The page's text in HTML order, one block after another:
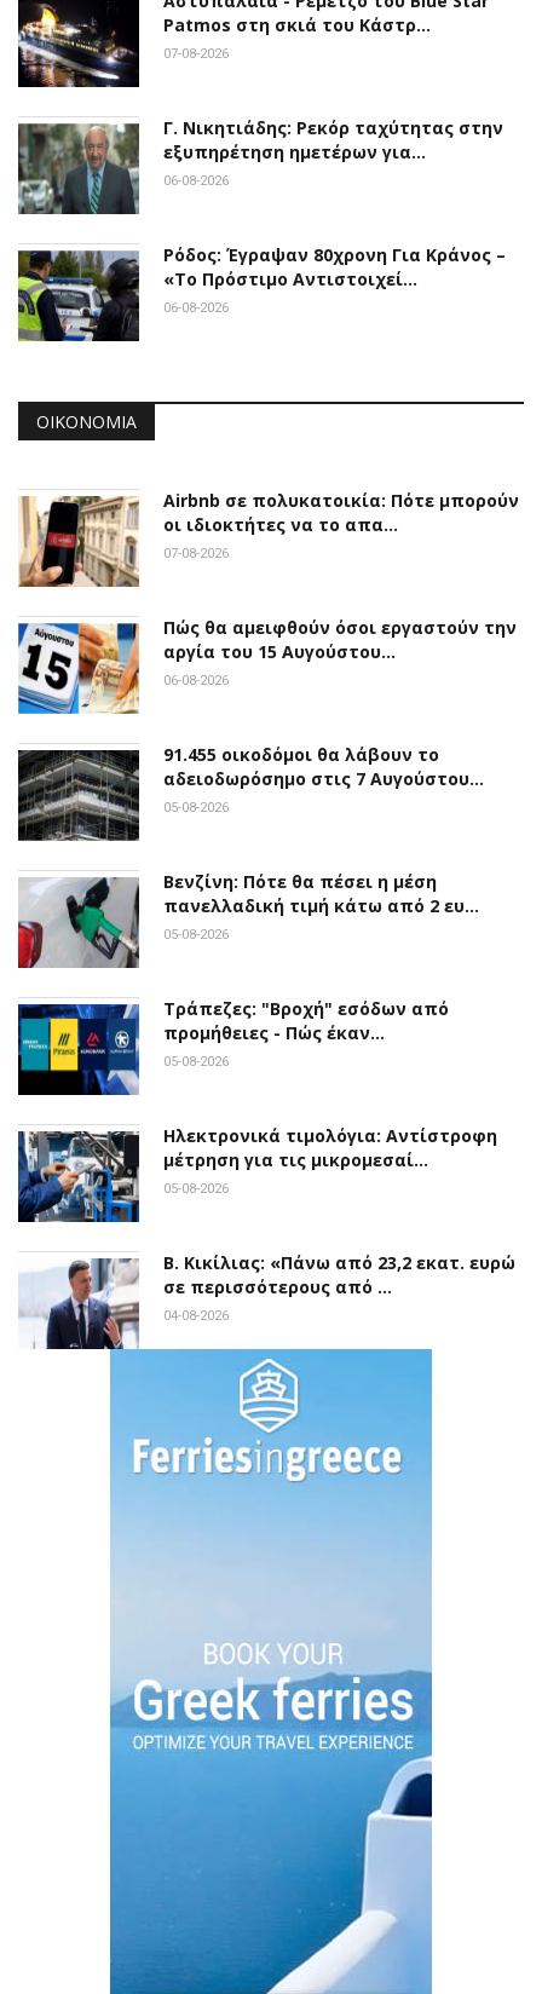
Patmos στη σκιά του Κάστρ…
07-08-2026
Γ. Νικητιάδης: Ρεκόρ ταχύτητας στην
εξυπηρέτηση ημετέρων για…
06-08-2026
Ρόδος: Έγραψαν 80χρονη Για Κράνος –
«Το Πρόστιμο Αντιστοιχεί…
06-08-2026
ΟΙΚΟΝΟΜΊΑ
Airbnb σε πολυκατοικία: Πότε μπορούν
οι ιδιοκτήτες να το απα…
07-08-2026
Πώς θα αμειφθούν όσοι εργαστούν την
αργία του 15 Αυγούστου…
06-08-2026
91.455 οικοδόμοι θα λάβουν το
αδειοδωρόσημο στις 7 Αυγούστου…
05-08-2026
Βενζίνη: Πότε θα πέσει η μέση
πανελλαδική τιμή κάτω από 2 ευ…
05-08-2026
Τράπεζες: "Βροχή" εσόδων από
προμήθειες - Πώς έκαν…
05-08-2026
Ηλεκτρονικά τιμολόγια: Αντίστροφη
μέτρηση για τις μικρομεσαί…
05-08-2026
Β. Κικίλιας: «Πάνω από 23,2 εκατ. ευρώ
σε περισσότερους από …
04-08-2026